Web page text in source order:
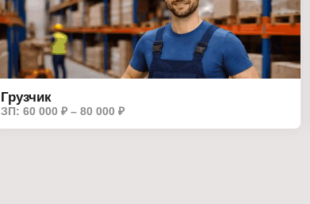
Грузчик
ЗП: 60 000 ₽ – 80 000 ₽